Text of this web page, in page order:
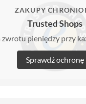
ZAKUPY
Trusted Shops
zwrotu pieniędzy przy
Sprawdź ochronę